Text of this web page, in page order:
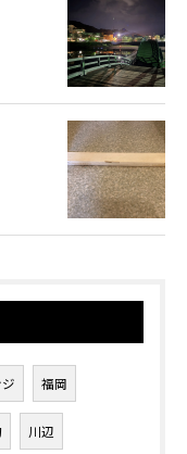
福岡
川辺